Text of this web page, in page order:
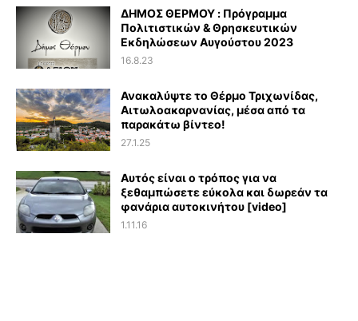
ΔΗΜΟΣ ΘΕΡΜΟΥ : Πρόγραμμα
Πολιτιστικών & Θρησκευτικών
Εκδηλώσεων Αυγούστου 2023
16.8.23
Ανακαλύψτε το Θέρμο Τριχωνίδας,
Αιτωλοακαρνανίας, μέσα από τα
παρακάτω βίντεο!
27.1.25
Αυτός είναι ο τρόπος για να
ξεθαμπώσετε εύκολα και δωρεάν τα
φανάρια αυτοκινήτου [video]
1.11.16